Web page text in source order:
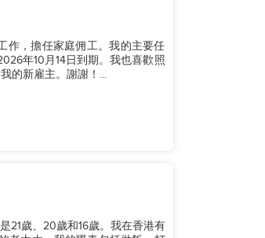
作，擔任家庭佣工。我的主要任
年10月14日到期。我也喜歡照
的新雇主。謝謝！...
21歲、20歲和16歲。我在香港有